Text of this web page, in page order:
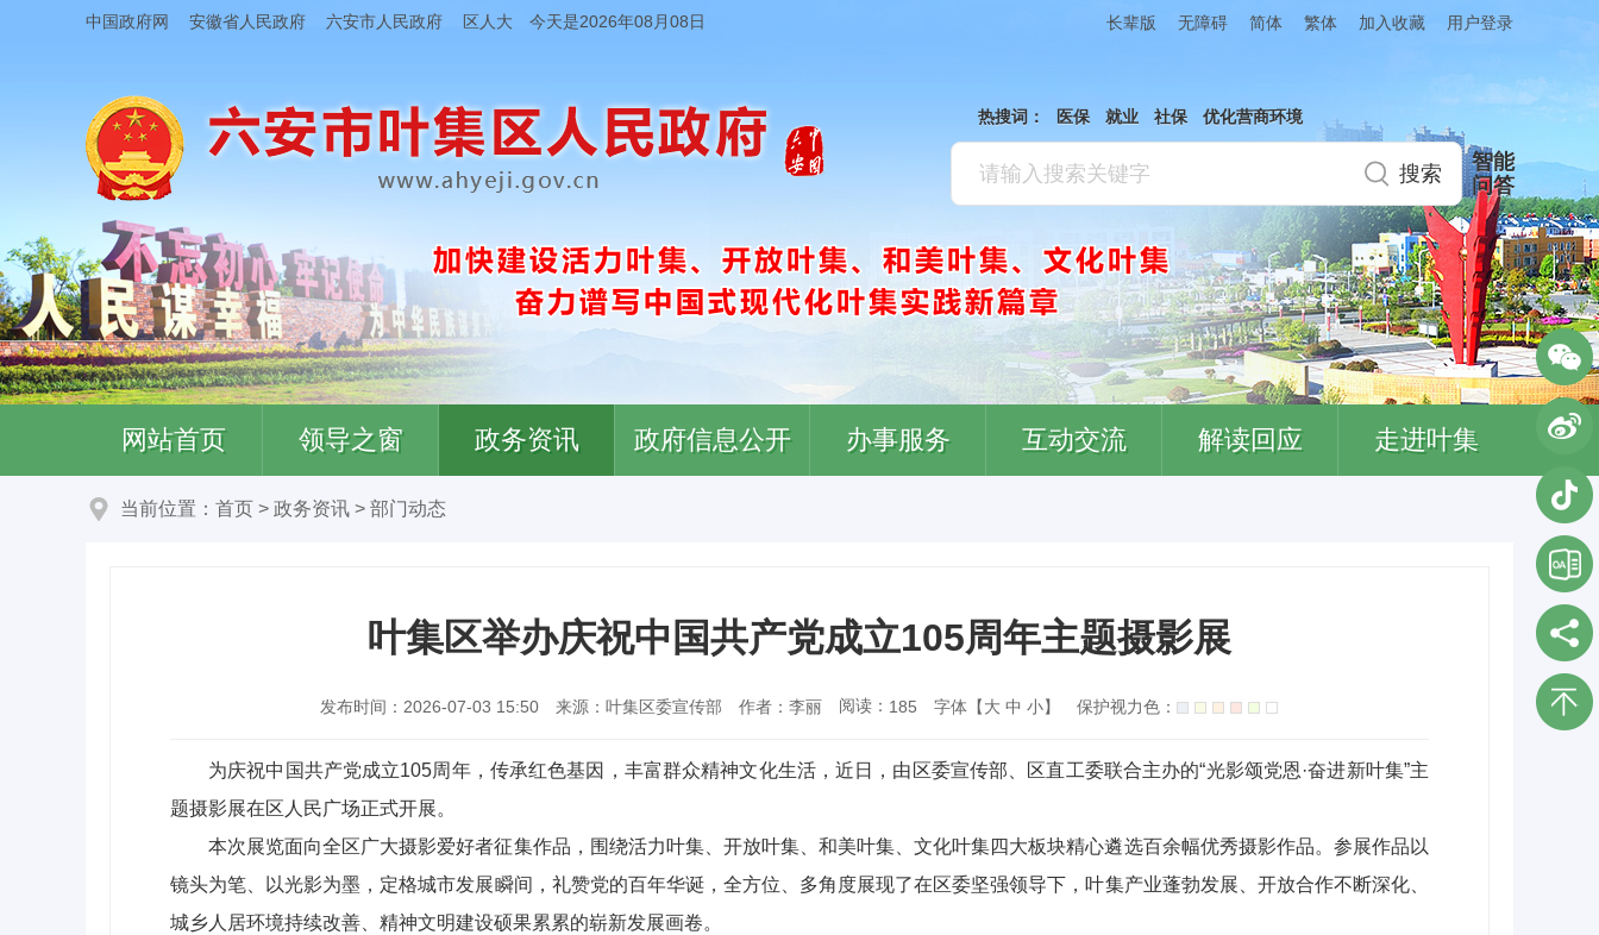
中国政府网 安徽省人民政府 六安市人民政府 区人大 今天是2026年08月08日 长辈版 无障碍 简体 繁体 加入收藏 用户登录
热搜词： 医保 就业 社保 优化营商环境
智能
问答
网站首页 领导之窗 政务资讯 政府信息公开 办事服务 互动交流 解读回应 走进叶集
当前位置： 首页 > 政务资讯 > 部门动态
叶集区举办庆祝中国共产党成立105周年主题摄影展
发布时间：2026-07-03 15:50 来源：叶集区委宣传部 作者：李丽 阅读： 185 字体【大 中 小】 保护视力色：
为庆祝中国共产党成立105周年，传承红色基因，丰富群众精神文化生活，近日，由区委宣传部、区直工委联合主办的“光影颂党恩·奋进新叶集”主
题摄影展在区人民广场正式开展。
本次展览面向全区广大摄影爱好者征集作品，围绕活力叶集、开放叶集、和美叶集、文化叶集四大板块精心遴选百余幅优秀摄影作品。参展作品以
镜头为笔、以光影为墨，定格城市发展瞬间，礼赞党的百年华诞，全方位、多角度展现了在区委坚强领导下，叶集产业蓬勃发展、开放合作不断深化、
城乡人居环境持续改善、精神文明建设硕果累累的崭新发展画卷。